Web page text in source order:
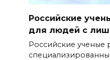
Российские
для людей с
Российские ученые